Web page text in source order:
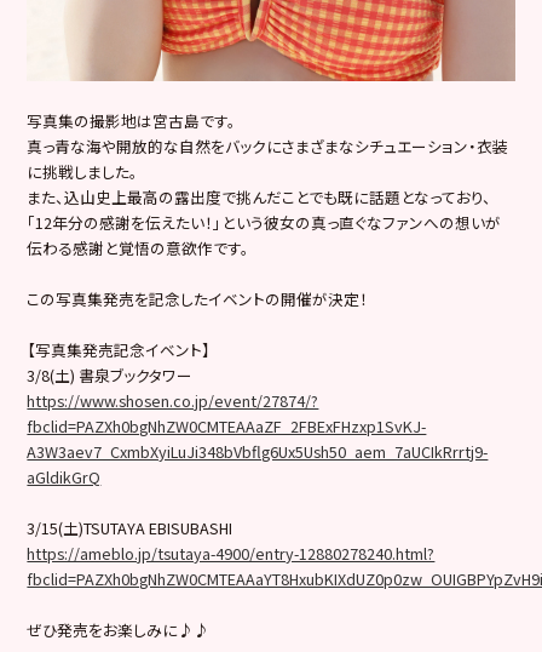
写真集の撮影地は宮古島です。
真っ青な海や開放的な自然をバックにさまざまなシチュエーション・衣装
に挑戦しました。
また、込山史上最高の露出度で挑んだことでも既に話題となっており、
「12年分の感謝を伝えたい！」という彼女の真っ直ぐなファンへの想いが
伝わる感謝と覚悟の意欲作です。
この写真集発売を記念したイベントの開催が決定！
【写真集発売記念イベント】
3/8(土) 書泉ブックタワー
https://www.shosen.co.jp/event/27874/?
fbclid=PAZXh0bgNhZW0CMTEAAaZF_2FBExFHzxp1SvKJ-
A3W3aev7_CxmbXyiLuJi348bVbflg6Ux5Ush50_aem_7aUCIkRrrtj9-
aGldikGrQ
3/15(土)TSUTAYA EBISUBASHI
https://ameblo.jp/tsutaya-4900/entry-12880278240.html?
ぜひ発売をお楽しみに♪♪